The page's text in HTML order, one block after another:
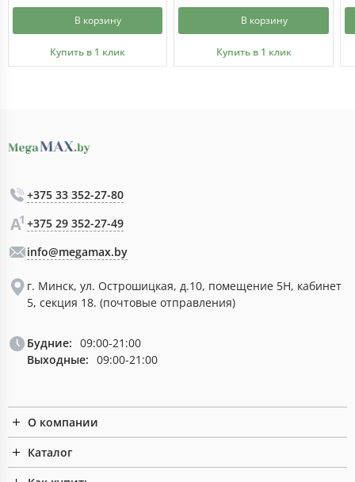
В корзину
Купить в 1 клик
В корзину
Купить в 1 клик
+375 33 352-27-80
+375 29 352-27-49
info@megamax.by
г. Минск, ул. Острошицкая, д.10, помещение 5Н, кабинет
5, секция 18. (почтовые отправления)
Будние: 09:00-21:00
Выходные: 09:00-21:00
О компании
Каталог